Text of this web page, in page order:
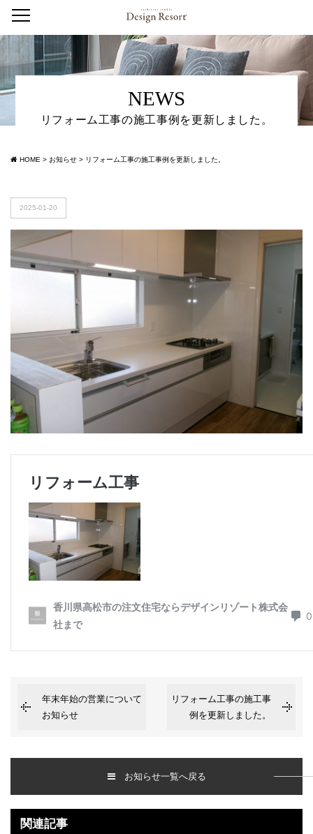
NEWS
リフォーム工事の施工事例を更新しました。
HOME > お知らせ > リフォーム工事の施工事例を更新しました。
2025-01-20
年末年始の営業について
お知らせ
リフォーム工事の施工事
例を更新しました。
お知らせ一覧へ戻る
関連記事